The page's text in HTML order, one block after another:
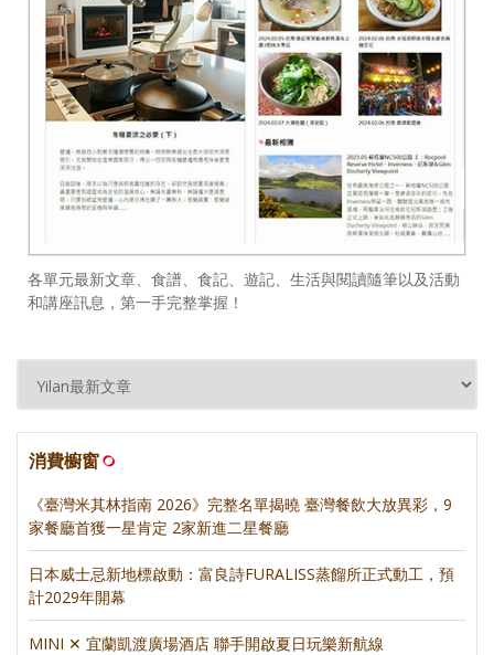
各單元最新文章、食譜、食記、遊記、生活與閱讀隨筆以及活動
和講座訊息，第一手完整掌握！
消費櫥窗
《臺灣米其林指南 2026》完整名單揭曉 臺灣餐飲大放異彩，9
家餐廳首獲一星肯定 2家新進二星餐廳
日本威士忌新地標啟動：富良詩FURALISS蒸餾所正式動工，預
計2029年開幕
MINI ✕ 宜蘭凱渡廣場酒店 聯手開啟夏日玩樂新航線